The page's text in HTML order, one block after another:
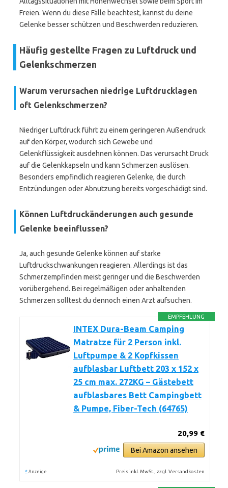
Freien. Wenn du diese Fälle beachtest, kannst du deine
Gelenke besser schützen und Beschwerden reduzieren.
Häufig gestellte Fragen zu Luftdruck und
Gelenkschmerzen
Warum verursachen niedrige Luftdrucklagen
oft Gelenkschmerzen?
Niedriger Luftdruck führt zu einem geringeren Außendruck
auf den Körper, wodurch sich Gewebe und
Gelenkflüssigkeit ausdehnen können. Das verursacht Druck
auf die Gelenkkapseln und kann Schmerzen auslösen.
Besonders empfindlich reagieren Gelenke, die durch
Entzündungen oder Abnutzung bereits vorgeschädigt sind.
Können Luftdruckänderungen auch gesunde
Gelenke beeinflussen?
Ja, auch gesunde Gelenke können auf starke
Luftdruckschwankungen reagieren. Allerdings ist das
Schmerzempfinden meist geringer und die Beschwerden
vorübergehend. Bei regelmäßigen oder anhaltenden
Schmerzen solltest du dennoch einen Arzt aufsuchen.
EMPFEHLUNG
INTEX Dura-Beam Camping
Matratze für 2 Person inkl.
Luftpumpe & 2 Kopfkissen
aufblasbar Luftbett 203 x 152 x
25 cm max. 272KG – Gästebett
aufblasbares Bett Campingbett
& Pumpe, Fiber-Tech (64765)
20,99 €
Bei Amazon ansehen
* Anzeige Preis inkl. MwSt., zzgl. Versandkosten